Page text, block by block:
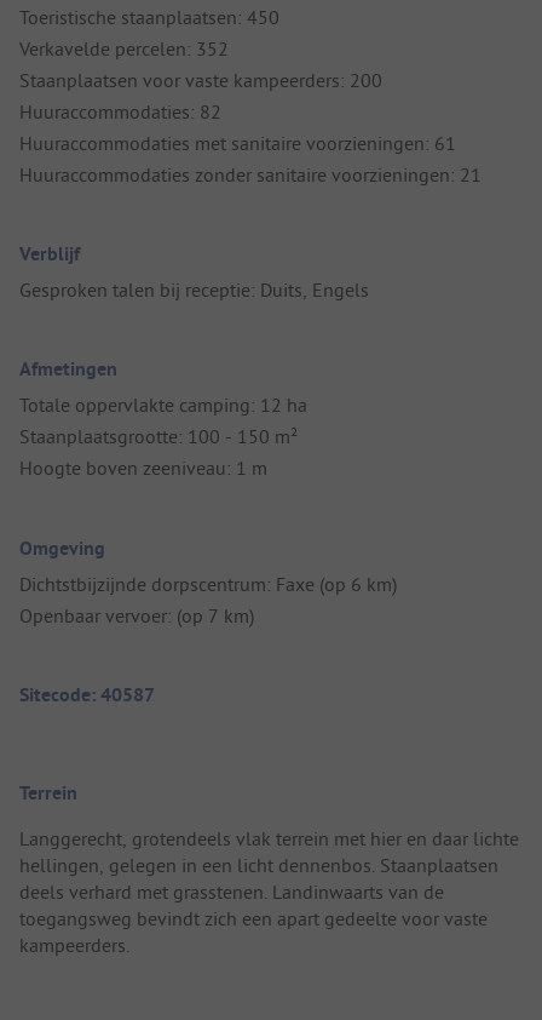
Toeristische staanplaatsen: 450
Verkavelde percelen: 352
Staanplaatsen voor vaste kampeerders: 200
Huuraccommodaties: 82
Huuraccommodaties met sanitaire voorzieningen: 61
Huuraccommodaties zonder sanitaire voorzieningen: 21
Verblijf
Gesproken talen bij receptie: Duits, Engels
Afmetingen
Totale oppervlakte camping: 12 ha
Staanplaatsgrootte: 100 - 150 m²
Hoogte boven zeeniveau: 1 m
Omgeving
Dichtstbijzijnde dorpscentrum: Faxe (op 6 km)
Openbaar vervoer: (op 7 km)
Sitecode: 40587
Terrein
Langgerecht, grotendeels vlak terrein met hier en daar lichte
hellingen, gelegen in een licht dennenbos. Staanplaatsen
deels verhard met grasstenen. Landinwaarts van de
toegangsweg bevindt zich een apart gedeelte voor vaste
kampeerders.